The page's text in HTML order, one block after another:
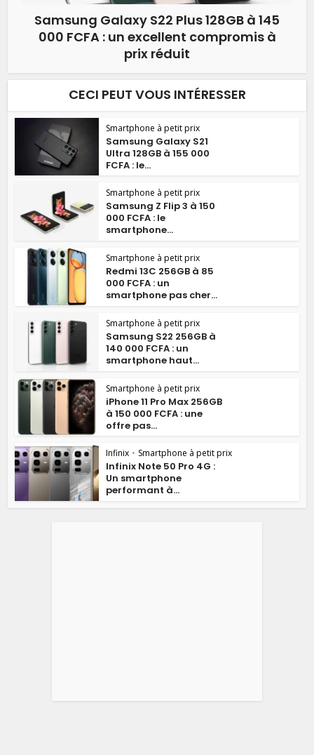
Samsung Galaxy S22 Plus 128GB à 145
000 FCFA : un excellent compromis à
prix réduit
CECI PEUT VOUS INTÉRESSER
Smartphone à petit prix
Samsung Galaxy S21
Ultra 128GB à 155 000
FCFA : le...
Smartphone à petit prix
Samsung Z Flip 3 à 150
000 FCFA : le
smartphone...
Smartphone à petit prix
Redmi 13C 256GB à 85
000 FCFA : un
smartphone pas cher...
Smartphone à petit prix
Samsung S22 256GB à
140 000 FCFA : un
smartphone haut...
Smartphone à petit prix
iPhone 11 Pro Max 256GB
à 150 000 FCFA : une
offre pas...
Infinix • Smartphone à petit prix
Infinix Note 50 Pro 4G :
Un smartphone
performant à...